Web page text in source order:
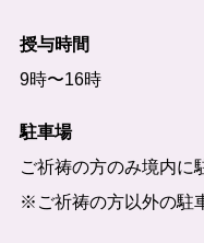
授与時間
9時〜16時
駐車場
ご祈祷の方のみ境内に
※ご祈祷の方以外の駐